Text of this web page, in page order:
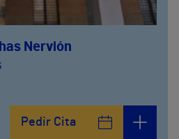
Nervión
Pedir Cita